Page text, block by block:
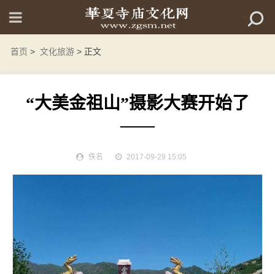
首页 > 文化旅游 > 正文
“大美金祖山”摄影大赛开始了
——
佚名 2017-09-29 15:05